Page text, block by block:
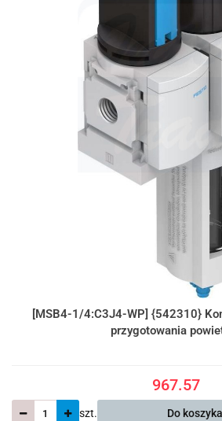
[MSB4-1/4:C3J4-WP] {542310}
przygotowania
967.57
szt. Do koszyka